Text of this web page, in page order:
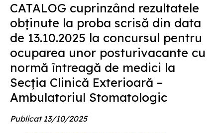
CATALOG cuprinzând rezultatele
obţinute la proba scrisă din data
de 13.10.2025 la concursul pentru
ocuparea unor posturivacante cu
normă întreagă de medici la
Secția Clinică Exterioară –
Ambulatoriul Stomatologic
Publicat 13/10/2025